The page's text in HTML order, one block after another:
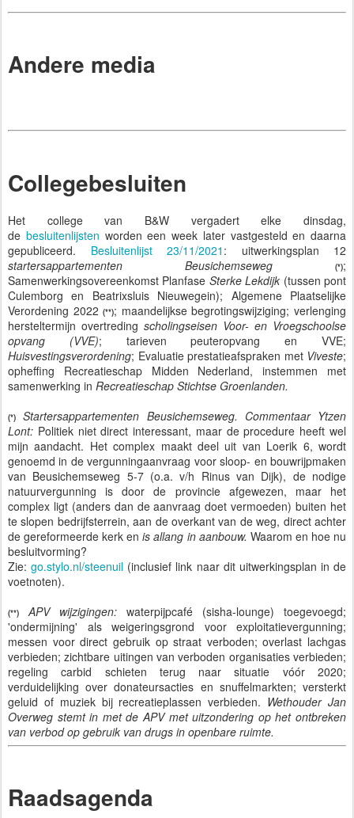
Andere media
Collegebesluiten
Het college van B&W vergadert elke dinsdag,
de besluitenlijsten worden een week later vastgesteld en daarna
gepubliceerd. Besluitenlijst 23/11/2021 : uitwerkingsplan 12
startersappartementen Beusichemseweg
(*);
Samenwerkingsovereenkomst Planfase Sterke Lekdijk (tussen pont
Culemborg en Beatrixsluis Nieuwegein); Algemene Plaatselijke
Verordening 2022(**); maandelijkse begrotingswijziging; verlenging
hersteltermijn overtreding scholingseisen Voor- en Vroegschoolse
opvang (VVE); tarieven peuteropvang en VVE;
Huisvestingsverordening; Evaluatie prestatieafspraken met Viveste;
opheffing Recreatieschap Midden Nederland, instemmen met
samenwerking in Recreatieschap Stichtse Groenlanden.
(*)
Startersappartementen Beusichemseweg. Commentaar Ytzen
Lont: Politiek niet direct interessant, maar de procedure heeft wel
mijn aandacht. Het complex maakt deel uit van Loerik 6, wordt
genoemd in de vergunningaanvraag voor sloop- en bouwrijpmaken
van Beusichemseweg 5-7 (o.a. v/h Rinus van Dijk), de nodige
natuurvergunning is door de provincie afgewezen, maar het
complex ligt (anders dan de aanvraag doet vermoeden) buiten het
te slopen bedrijfsterrein, aan de overkant van de weg, direct achter
de gereformeerde kerk enis allang in aanbouw. Waarom en hoe nu
besluitvorming?
Zie:go.stylo.nl/steenuil (inclusief link naar dit uitwerkingsplan in de
voetnoten).
(**) APV wijzigingen: waterpijpcafé (sisha-lounge) toegevoegd;
'ondermijning' als weigeringsgrond voor exploitatievergunning;
messen voor direct gebruik op straat verboden; overlast lachgas
verbieden; zichtbare uitingen van verboden organisaties verbieden;
regeling carbid schieten terug naar situatie vóór 2020;
verduidelijking over donateursacties en snuffelmarkten; versterkt
geluid of muziek bij recreatieplassen verbieden. Wethouder Jan
Overweg stemt in met de APV met uitzondering op het ontbreken
van verbod op gebruik van drugs in openbare ruimte.
Raadsagenda